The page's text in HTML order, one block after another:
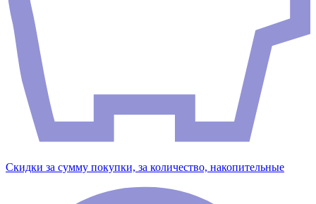
Скидки за сумму покупки, за количество, накопительные